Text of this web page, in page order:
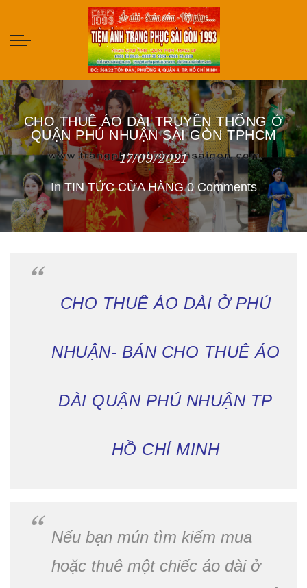
CHO THUÊ ÁO DÀI TRUYỀN THỐNG Ở
QUẬN PHÚ NHUẬN SÀI GÒN TPHCM
17/09/2021
InTIN TỨC CỬA HÀNG 0 Comments
CHO THUÊ ÁO DÀI Ở PHÚ
NHUẬN- BÁN CHO THUÊ ÁO
DÀI QUẬN PHÚ NHUẬN TP
HỒ CHÍ MINH
Nếu bạn mún tìm kiếm mua
hoặc thuê một chiếc áo dài ở